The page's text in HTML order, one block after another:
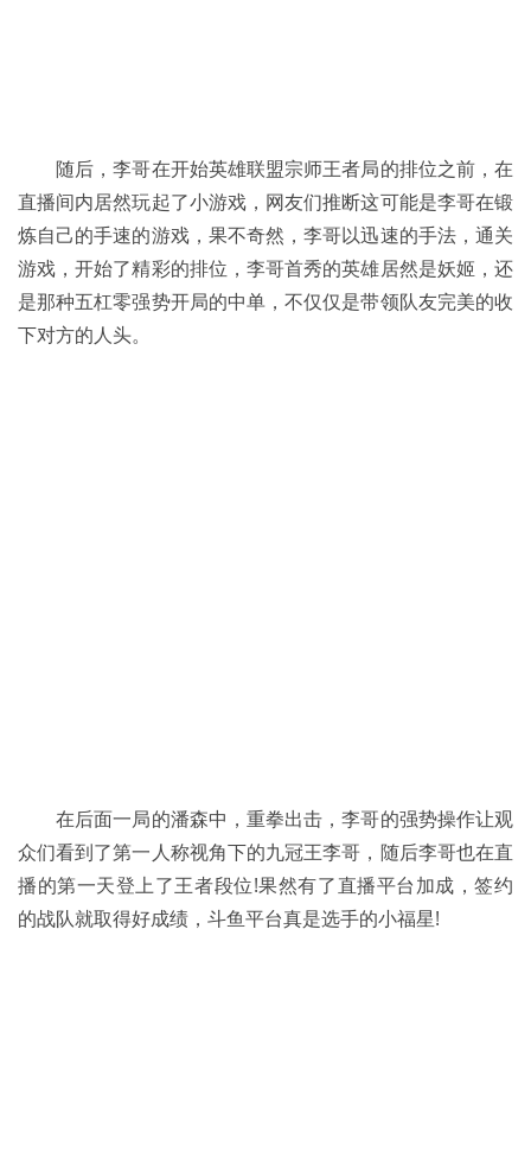
随后，李哥在开始英雄联盟宗师王者局的排位之前，在
直播间内居然玩起了小游戏，网友们推断这可能是李哥在锻
炼自己的手速的游戏，果不奇然，李哥以迅速的手法，通关
游戏，开始了精彩的排位，李哥首秀的英雄居然是妖姬，还
是那种五杠零强势开局的中单，不仅仅是带领队友完美的收
下对方的人头。
在后面一局的潘森中，重拳出击，李哥的强势操作让观
众们看到了第一人称视角下的九冠王李哥，随后李哥也在直
播的第一天登上了王者段位!果然有了直播平台加成，签约
的战队就取得好成绩，斗鱼平台真是选手的小福星!